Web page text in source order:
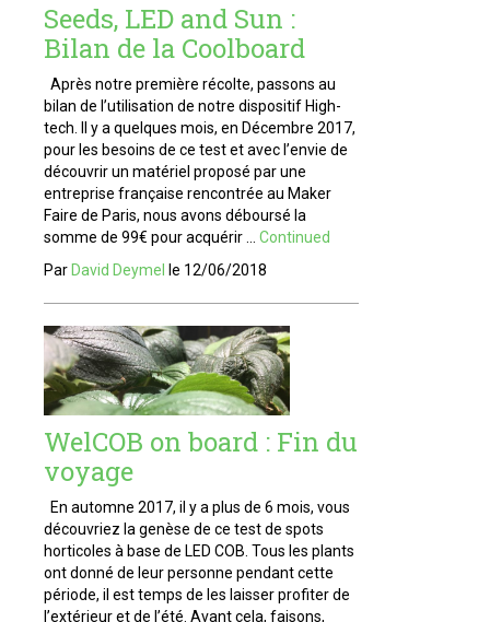
Seeds, LED and Sun :
Bilan de la Coolboard
Après notre première récolte, passons au
bilan de l’utilisation de notre dispositif High-
tech. Il y a quelques mois, en Décembre 2017,
pour les besoins de ce test et avec l’envie de
découvrir un matériel proposé par une
entreprise française rencontrée au Maker
Faire de Paris, nous avons déboursé la
somme de 99€ pour acquérir … Continued
Par David Deymel le 12/06/2018
WelCOB on board : Fin du
voyage
En automne 2017, il y a plus de 6 mois, vous
découvriez la genèse de ce test de spots
horticoles à base de LED COB. Tous les plants
ont donné de leur personne pendant cette
période, il est temps de les laisser profiter de
l’extérieur et de l’été. Avant cela, faisons,